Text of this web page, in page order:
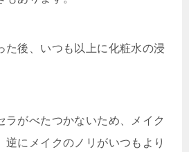
た後、いつも以上に化粧水の浸
ラがべたつかないため、メイク
逆にメイクのノリがいつもより